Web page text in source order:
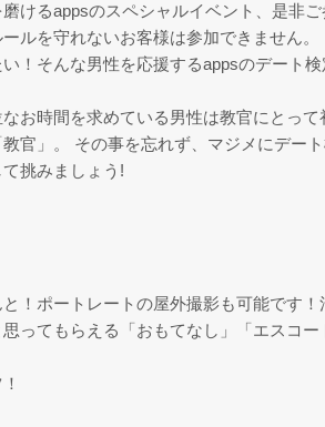
けるappsのスペシャルイベント、是非ご
ルを守れないお客様は参加できません。
！そんな男性を応援するappsのデート検
お時間を求めている男性は教官にとって
官」。 その事を忘れず、マジメにデート
挑みましょう!
！ポートレートの屋外撮影も可能です！
ってもらえる「おもてなし」「エスコ